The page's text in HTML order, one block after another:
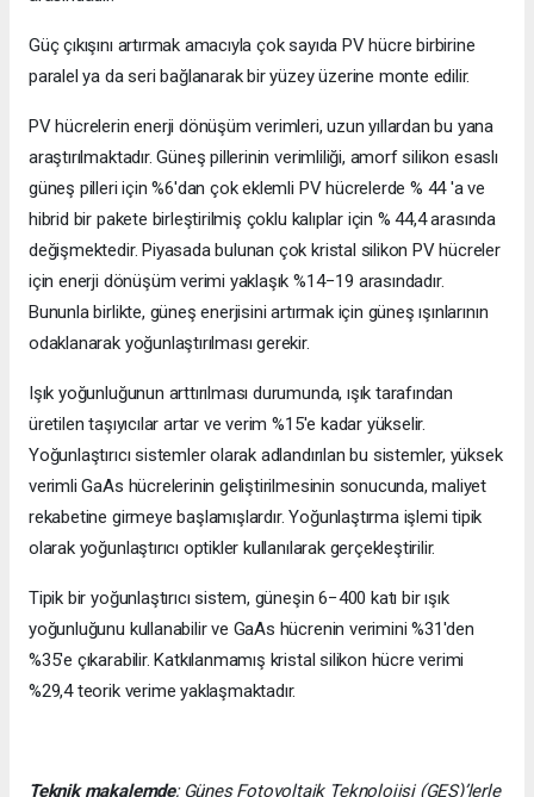
Güç çıkışını artırmak amacıyla çok sayıda PV hücre birbirine
paralel ya da seri bağlanarak bir yüzey üzerine monte edilir.
PV hücrelerin enerji dönüşüm verimleri, uzun yıllardan bu yana
araştırılmaktadır. Güneş pillerinin verimliliği, amorf silikon esaslı
güneş pilleri için %6'dan çok eklemli PV hücrelerde % 44 'a ve
hibrid bir pakete birleştirilmiş çoklu kalıplar için % 44,4 arasında
değişmektedir. Piyasada bulunan çok kristal silikon PV hücreler
için enerji dönüşüm verimi yaklaşık %14−19 arasındadır.
Bununla birlikte, güneş enerjisini artırmak için güneş ışınlarının
odaklanarak yoğunlaştırılması gerekir.
Işık yoğunluğunun arttırılması durumunda, ışık tarafından
üretilen taşıyıcılar artar ve verim %15'e kadar yükselir.
Yoğunlaştırıcı sistemler olarak adlandırılan bu sistemler, yüksek
verimli GaAs hücrelerinin geliştirilmesinin sonucunda, maliyet
rekabetine girmeye başlamışlardır. Yoğunlaştırma işlemi tipik
olarak yoğunlaştırıcı optikler kullanılarak gerçekleştirilir.
Tipik bir yoğunlaştırıcı sistem, güneşin 6−400 katı bir ışık
yoğunluğunu kullanabilir ve GaAs hücrenin verimini %31'den
%35'e çıkarabilir. Katkılanmamış kristal silikon hücre verimi
%29,4 teorik verime yaklaşmaktadır.
Teknik makalemde; Güneş Fotovoltaik Teknolojisi (GES)’lerle